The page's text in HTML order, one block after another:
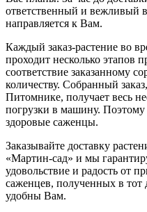
ответственный и вежливый
направляется к Вам.
Каждый заказ-растение во
проходит несколько этапов
соответствие заказанному
количеству. Собранный
Питомнике, получает весь
погрузки в машину.
здоровые саженцы.
Заказывайте доставку
«Мартин-сад» и мы
удовольствие и радость от
саженцев, полученных в тот
удобны Вам.